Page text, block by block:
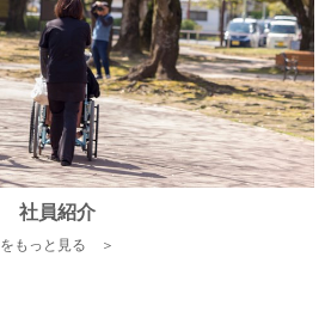
社員紹介
をもっと見る ＞